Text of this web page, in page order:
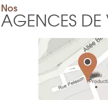
Nos
AGENCES